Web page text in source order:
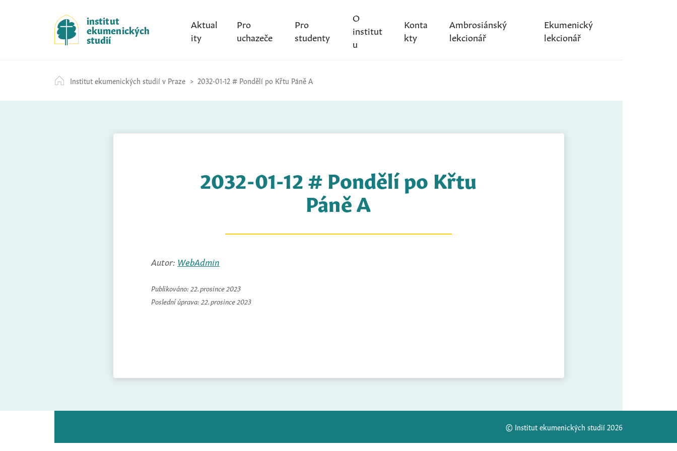
k
i
p
t
c
o
institut
ekumenických
studií
Aktual
ity
Pro
uchazeče
Pro
studenty
O
institut
u
Konta
kty
Ambrosiánský
lekcionář
Ekumenický
lekcionář
Institut ekumenických studií v Praze 2032-01-12 # Pondělí po Křtu Páně A
2032-01-12 # Pondělí po Křtu
Páně A
Autor: WebAdmin
Publikováno: 22. prosince 2023
Poslední úprava: 22. prosince 2023
© Institut ekumenických studií 2026